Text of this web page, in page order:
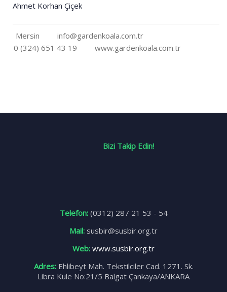
Ahmet Korhan Çiçek
Mersin
info@gardenkoala.com.tr
0 (324) 651 43 19
www.gardenkoala.com.tr
Bizi Takip Edin!
Telefon: (0312) 287 21 53 - 54
Mail: susbir@susbir.org.tr
Web: www.susbir.org.tr
Adres: Ehlibeyt Mah. Tekstilciler Cad. 1271. Sk.
Libra Kule No:21/5 Balgat Çankaya/ANKARA